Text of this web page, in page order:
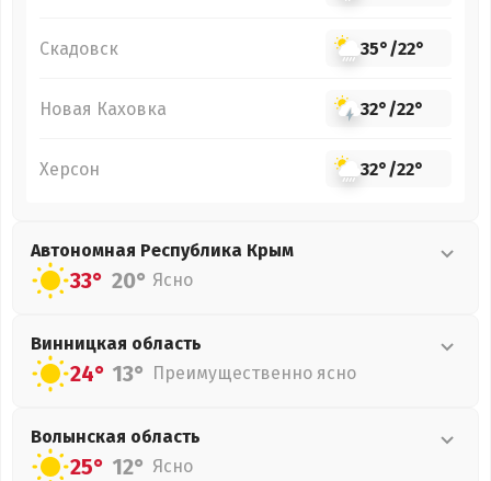
Скадовск 35°/22°
Новая Каховка 32°/22°
Херсон 32°/22°
Автономная Республика Крым
33° 20° Ясно
Винницкая область
24° 13° Преимущественно ясно
Волынская область
25° 12° Ясно